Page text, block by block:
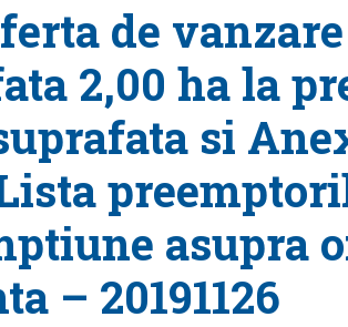
de
2,00 ha la
si
asupra
– 20191126